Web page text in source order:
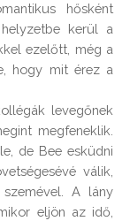
hősként
kerül a
ezelőtt, még a
hogy mit érez a
levegőnek
megfeneklik.
de Bee esküdni
válik,
A lány
eljön az idő,